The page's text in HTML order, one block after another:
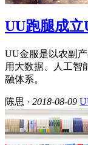
UU跑腿成
UU金服是以农副
用大数据、人工智
融体系。
陈思 · 2018-08-09